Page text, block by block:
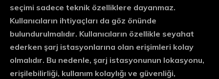
seçimi sadece teknik özelliklere dayanmaz.
Kullanıcıların ihtiyaçları da göz önünde
bulundurulmalıdır. Kullanıcıların özellikle seyahat
ederken şarj istasyonlarına olan erişimleri kolay
olmalıdır. Bu nedenle, şarj istasyonunun lokasyonu,
erişilebilirliği, kullanım kolaylığı ve güvenliği,